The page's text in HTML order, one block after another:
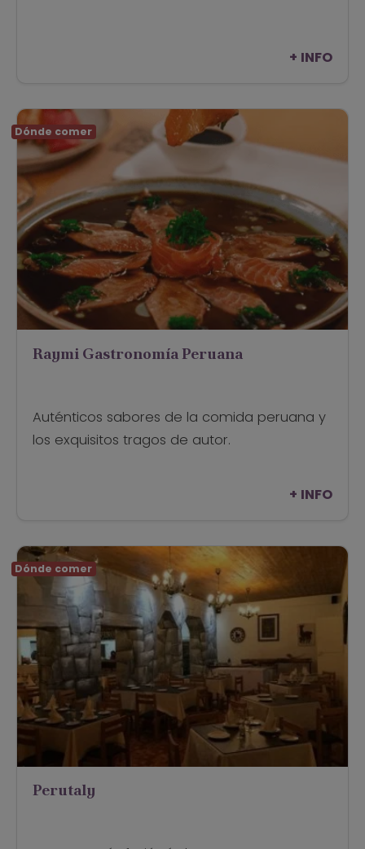
+ INFO
Dónde comer
Raymi Gastronomía Peruana
Auténticos sabores de la comida peruana y
los exquisitos tragos de autor.
+ INFO
Dónde comer
Perutaly